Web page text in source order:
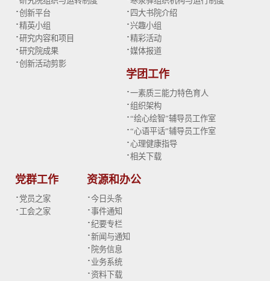
·创新平台
·精英小组
·研究内容和项目
·研究院成果
·创新活动剪影
· 四大书院介绍
·兴趣小组
·精彩活动
·媒体报道
学团工作
·一素质三能力特色育人
·组织架构
·“绘心绘智”辅导员工作室
·“心语平话”辅导员工作室
·心理健康指导
·相关下载
党群工作
· 党员之家
· 工会之家
资源和办公
·今日头条
·事件通知
·纪要专栏
·新闻与通知
· 院务信息
· 业务系统
·资料下载